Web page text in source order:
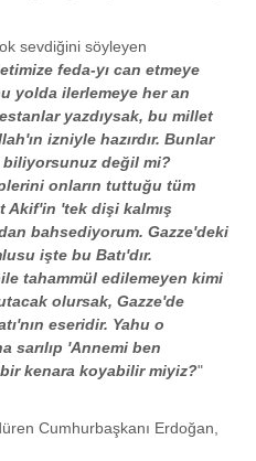
sevdiğini söyleyen
feda-yı can etmeye
yolda ilerlemeye her an
yazdıysak, bu millet
izniyle hazırdır. Bunlar
değil mi?
onların tuttuğu tüm
Akif'in 'tek dişi kalmış
bahsediyorum. Gazze'deki
işte bu Batı'dır.
tahammül edilemeyen kimi
olursak, Gazze'de
eseridir. Yahu o
sarılıp 'Annemi ben
kenara koyabilir miyiz?"
Cumhurbaşkanı Erdoğan,